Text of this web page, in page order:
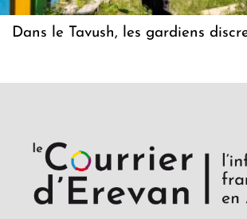
Dans le Tavush, les gardiens